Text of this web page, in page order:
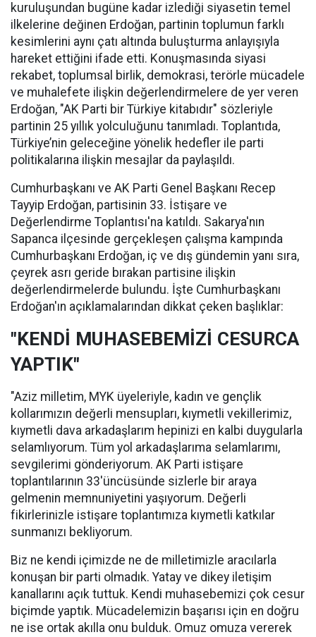
kuruluşundan bugüne kadar izlediği siyasetin temel
ilkelerine değinen Erdoğan, partinin toplumun farklı
kesimlerini aynı çatı altında buluşturma anlayışıyla
hareket ettiğini ifade etti. Konuşmasında siyasi
rekabet, toplumsal birlik, demokrasi, terörle mücadele
ve muhalefete ilişkin değerlendirmelere de yer veren
Erdoğan, "AK Parti bir Türkiye kitabıdır" sözleriyle
partinin 25 yıllık yolculuğunu tanımladı. Toplantıda,
Türkiye’nin geleceğine yönelik hedefler ile parti
politikalarına ilişkin mesajlar da paylaşıldı.
Cumhurbaşkanı ve AK Parti Genel Başkanı Recep
Tayyip Erdoğan, partisinin 33. İstişare ve
Değerlendirme Toplantısı'na katıldı. Sakarya'nın
Sapanca ilçesinde gerçekleşen çalışma kampında
Cumhurbaşkanı Erdoğan, iç ve dış gündemin yanı sıra,
çeyrek asrı geride bırakan partisine ilişkin
değerlendirmelerde bulundu. İşte Cumhurbaşkanı
Erdoğan'ın açıklamalarından dikkat çeken başlıklar:
"KENDİ MUHASEBEMİZİ CESURCA
YAPTIK"
"Aziz milletim, MYK üyeleriyle, kadın ve gençlik
kollarımızın değerli mensupları, kıymetli vekillerimiz,
kıymetli dava arkadaşlarım hepinizi en kalbi duygularla
selamlıyorum. Tüm yol arkadaşlarıma selamlarımı,
sevgilerimi gönderiyorum. AK Parti istişare
toplantılarının 33'üncüsünde sizlerle bir araya
gelmenin memnuniyetini yaşıyorum. Değerli
fikirlerinizle istişare toplantımıza kıymetli katkılar
sunmanızı bekliyorum.
Biz ne kendi içimizde ne de milletimizle aracılarla
konuşan bir parti olmadık. Yatay ve dikey iletişim
kanallarını açık tuttuk. Kendi muhasebemizi çok cesur
biçimde yaptık. Mücadelemizin başarısı için en doğru
ne ise ortak akılla onu bulduk. Omuz omuza vererek